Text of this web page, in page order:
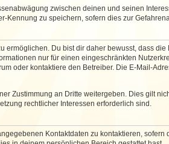
zwischen deinen und seinen
Kennung zu speichern, sofern dies zur
ermöglichen. Du bist dir daher bewusst, dass
nur für einen eingeschränkten
oder kontaktiere den Betreiber. Die E-Mail-
Zustimmung an Dritte weitergeben. Dies gilt
rechtlicher Interessen erforderlich sind.
Kontaktdaten zu kontaktieren,